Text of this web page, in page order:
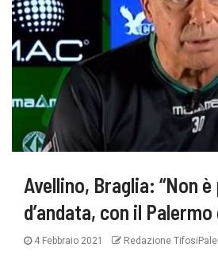
Avellino, Braglia: “Non
d’andata, con il
4 Febbraio 2021 Redazione